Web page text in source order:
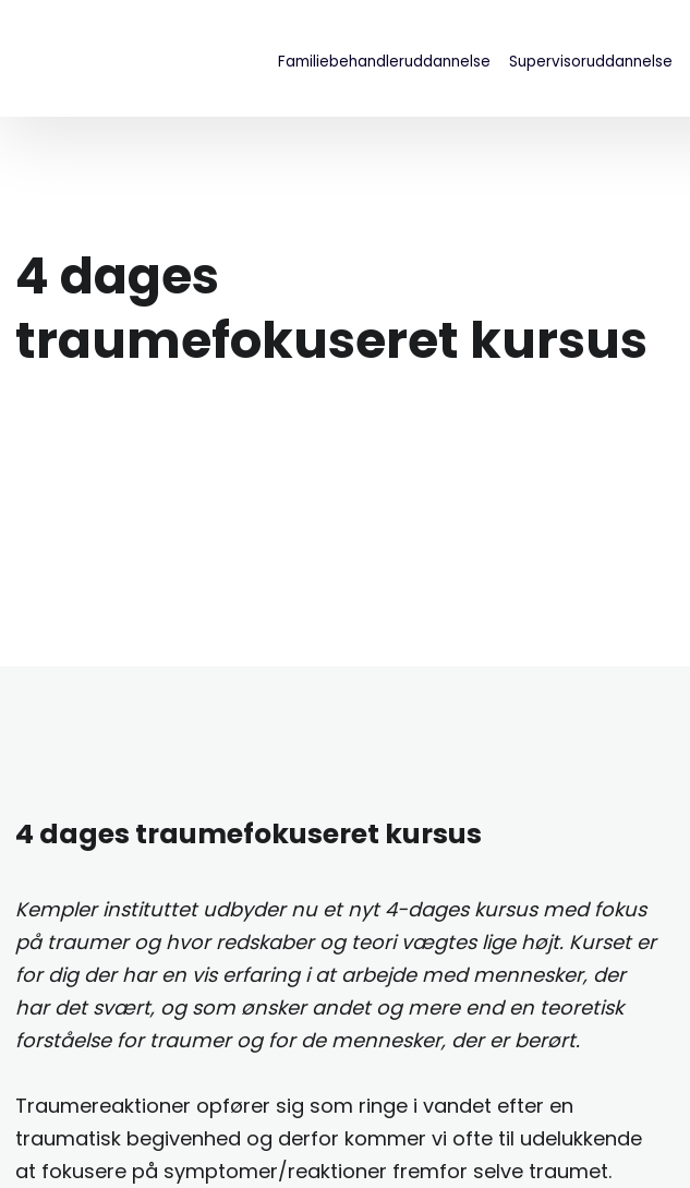
Familiebehandleruddannelse Supervisoruddannelse
4 dages
traumefokuseret kursus
4 dages traumefokuseret kursus
Kempler instituttet udbyder nu et nyt 4-dages kursus med fokus
på traumer og hvor redskaber og teori vægtes lige højt. Kurset er
for dig der har en vis erfaring i at arbejde med mennesker, der
har det svært, og som ønsker andet og mere end en teoretisk
forståelse for traumer og for de mennesker, der er berørt.
Traumereaktioner opfører sig som ringe i vandet efter en
traumatisk begivenhed og derfor kommer vi ofte til udelukkende
at fokusere på symptomer/reaktioner fremfor selve traumet.